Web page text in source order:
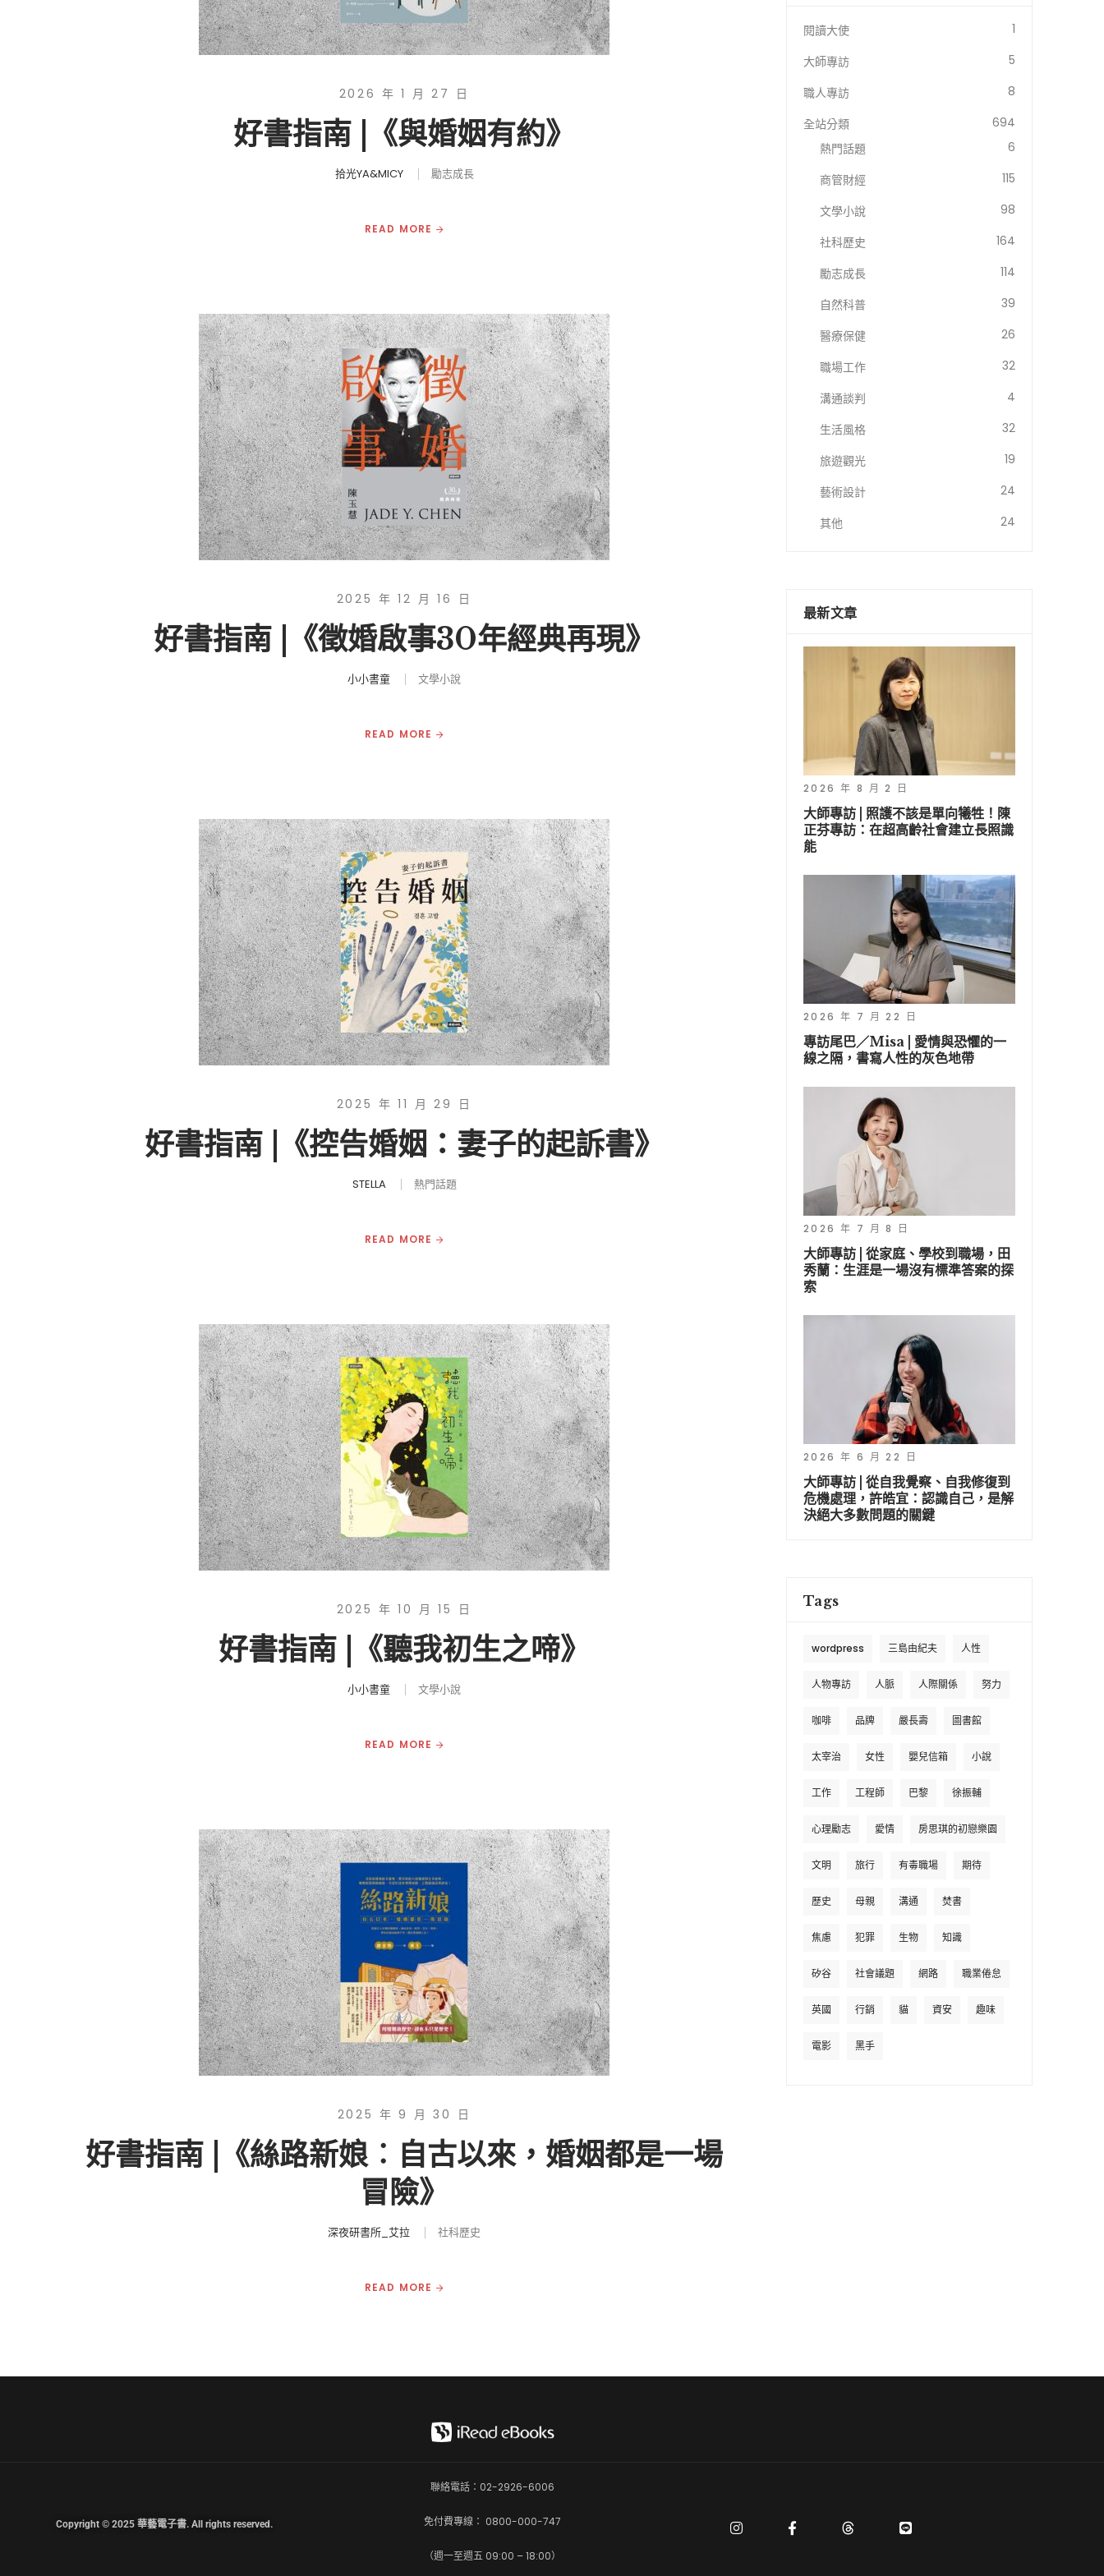
2026 年 1 月 27 日
好書指南 |《與婚姻有約》
拾光YA&MICY 勵志成長
READ MORE
2025 年 12 月 16 日
好書指南 |《徵婚啟事30年經典再現》
小小書童 文學小說
READ MORE
2025 年 11 月 29 日
好書指南 |《控告婚姻：妻子的起訴書》
STELLA 熱門話題
READ MORE
2025 年 10 月 15 日
好書指南 |《聽我初生之啼》
小小書童 文學小說
READ MORE
2025 年 9 月 30 日
好書指南 |《絲路新娘︰自古以來，婚姻都是一場
冒險》
深夜研書所_艾拉 社科歷史
READ MORE
閱讀大使
1
大師專訪
5
職人專訪
8
全站分類
694
熱門話題
6
商管財經
115
文學小說
98
社科歷史
164
勵志成長
114
自然科普
39
醫療保健
26
職場工作
32
溝通談判
4
生活風格
32
旅遊觀光
19
藝術設計
24
其他
24
最新文章
2026 年 8 月 2 日
大師專訪 | 照護不該是單向犧牲！陳
正芬專訪：在超高齡社會建立長照識
能
2026 年 7 月 22 日
專訪尾巴／Misa | 愛情與恐懼的一
線之隔，書寫人性的灰色地帶
2026 年 7 月 8 日
大師專訪 | 從家庭、學校到職場，田
秀蘭：生涯是一場沒有標準答案的探
索
2026 年 6 月 22 日
大師專訪 | 從自我覺察、自我修復到
危機處理，許皓宜：認識自己，是解
決絕大多數問題的關鍵
Tags
wordpress 三島由紀夫 人性
人物專訪 人脈 人際關係 努力
咖啡 品牌 嚴長壽 圖書館
太宰治 女性 嬰兒信箱 小說
工作 工程師 巴黎 徐振輔
心理勵志 愛情 房思琪的初戀樂園
文明 旅行 有毒職場 期待
歷史 母親 溝通 焚書
焦慮 犯罪 生物 知識
矽谷 社會議題 網路 職業倦怠
英國 行銷 貓 資安 趣味
電影 黑手
聯絡電話：02-2926-6006
免付費專線： 0800-000-747
（週一至週五 09:00 – 18:00）
Copyright © 2025 華藝電子書. All rights reserved.